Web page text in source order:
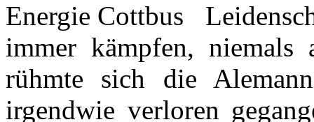
immer kämpfen, niemals
rühmte sich die
irgendwie verloren